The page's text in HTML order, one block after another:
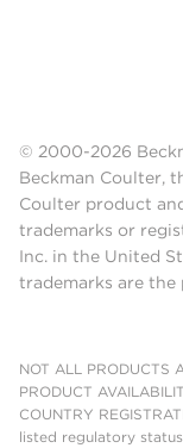
© 2000-2026
Beckman Coulter,
Coulter product
trademarks or
Inc. in the United
trademarks are
NOT ALL PRODUCTS
PRODUCT
COUNTRY
listed regulatory